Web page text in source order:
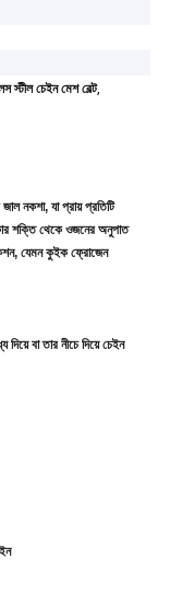
স্টীল চেইন মেশ বেল্ট,
নকশা, যা প্রায় প্রতিটি
শক্তি থেকে ওজনের অনুপাত
যেমন কুইক ফ্রোজেন
বা তার নীচে দিয়ে চেইন